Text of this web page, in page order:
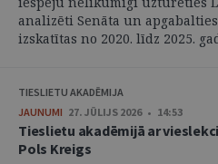
analizēti Senāta un
izskatītas no 2020. līdz 2025.
TIESLIETU AKADĒMIJA
JAUNUMI 27. JŪLIJS 2026 • 14:53
Tieslietu akadēmijā ar
Pols Kreigs